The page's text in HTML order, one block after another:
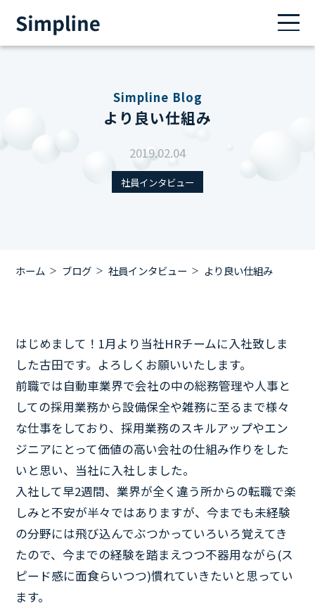
Simpline Blog
より良い仕組み
2019.02.04
社員インタビュー
ホーム ブログ 社員インタビュー より良い仕組み
はじめまして！1月より当社HRチームに入社致しま
した古田です。よろしくお願いいたします。
前職では自動車業界で会社の中の総務管理や人事と
しての採用業務から設備保全や雑務に至るまで様々
な仕事をしており、採用業務のスキルアップやエン
ジニアにとって価値の高い会社の仕組み作りをした
いと思い、当社に入社しました。
入社して早2週間、業界が全く違う所からの転職で楽
しみと不安が半々ではありますが、今までも未経験
の分野には飛び込んでぶつかっていろいろ覚えてき
たので、今までの経験を踏まえつつ不器用ながら(ス
ピード感に面食らいつつ)慣れていきたいと思ってい
ます。